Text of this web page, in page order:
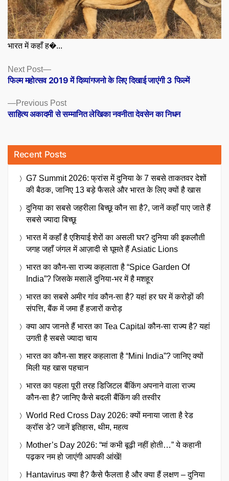
भारत में कहाँ ह�...
Posts
navigation
Previous PostPrevious
post:
साहित्य अकादमी से सम्मानित लेखिका नवनीता देवसेन का निधन
Next Post
Next
post:
फिल्म महोत्सव 2019 में दिव्यांगजनो के लिए दिखाई जाएंगी 3 फिल्में
Recent Posts
G7 Summit 2026: फ्रांस में दुनिया के 7 सबसे ताकतवर देशों
की बैठक, जानिए 13 बड़े फैसले और भारत के लिए क्यों है खास
दुनिया का सबसे जहरीला बिच्छू कौन सा है?, जानें कहाँ पाए जाते हैं
सबसे ज्यादा बिच्छू
भारत में कहाँ है एशियाई शेरों का असली घर? दुनिया की इकलौती
जगह जहाँ जंगल में आज़ादी से घूमते हैं Asiatic Lions
भारत का कौन-सा राज्य कहलाता है “Spice Garden Of
India”? जिसके मसालें दुनिया-भर में है मशहूर
भारत का सबसे अमीर गांव कौन-सा है? यहां हर घर में करोड़ों की
संपत्ति, बैंक में जमा हैं हजारों करोड़
क्या आप जानते हैं भारत का Tea Capital कौन-सा राज्य है? यहां
उगती है सबसे ज्यादा चाय
भारत का कौन-सा शहर कहलाता है “Mini India”? जानिए क्यों
मिली यह खास पहचान
भारत का पहला पूरी तरह डिजिटल बैंकिंग अपनाने वाला राज्य
कौन-सा है? जानिए कैसे बदली बैंकिंग की तस्वीर
World Red Cross Day 2026: क्यों मनाया जाता है रेड
क्रॉस डे? जानें इतिहास, थीम, महत्व
Mother’s Day 2026: “मां कभी बूढ़ी नहीं होती…” ये कहानी
पढ़कर नम हो जाएंगी आपकी आंखें!
Hantavirus क्या है? कैसे फैलता है और क्या हैं लक्षण – दुनिया